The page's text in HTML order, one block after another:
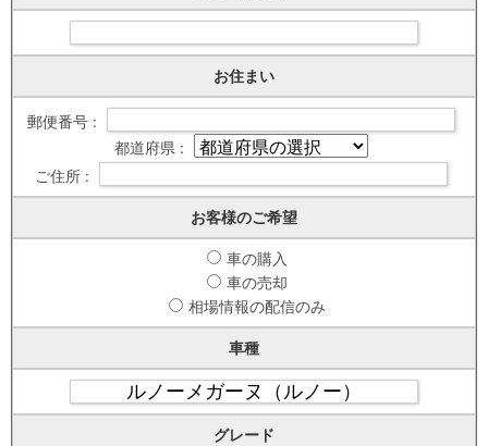
お住まい
郵便番号 :
都道府県 :
ご住所 :
お客様のご希望
車の購入
車の売却
相場情報の配信のみ
車種
グレード